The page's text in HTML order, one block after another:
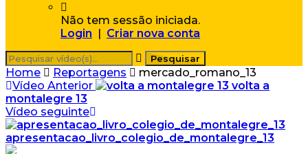
Não tem sessão iniciada.
Login
Criar nova conta
Home Reportagens
mercado_romano_13
Vídeo Anterior
volta a
montalegre 13
Vídeo seguinte
apresentacao_livro_colegio_de_montalegre_13